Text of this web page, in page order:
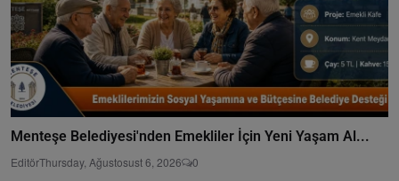
Menteşe Belediyesi'nden Emekliler İçin Yeni Yaşam Al...
EditörThursday, Ağustosust 6, 2026 0